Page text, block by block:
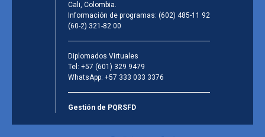
Cali, Colombia.
Información de programas: (602) 485-11 92
(60-2) 321-82 00
Diplomados Virtuales
Tel: +57 (601) 329 9479
WhatsApp: +57 333 033 3376
Gestión de PQRSFD